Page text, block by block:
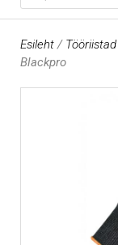
Esileht/ Tööriistad
Blackpro